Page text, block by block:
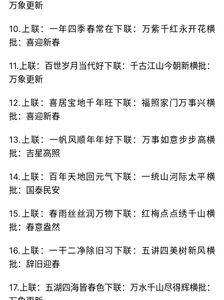
万象更新
10.上联：一年四季春常在下联：万紫千红永开花横
批：喜迎新春
11.上联：百世岁月当代好下联：千古江山今朝新横批：
万象更新
12.上联：喜居宝地千年旺下联：福照家门万事兴横
批：喜迎新春
13.上联：一帆风顺年年好下联：万事如意步步高横
批：吉星高照
14.上联：百年天地回元气下联：一统山河际太平横
批：国泰民安
15.上联：春雨丝丝润万物下联：红梅点点绣千山横
批：春意盎然
16.上联：一干二净除旧习下联：五讲四美树新风横
批：辞旧迎春
17.上联：五湖四海皆春色下联：万水千山尽得辉横批：